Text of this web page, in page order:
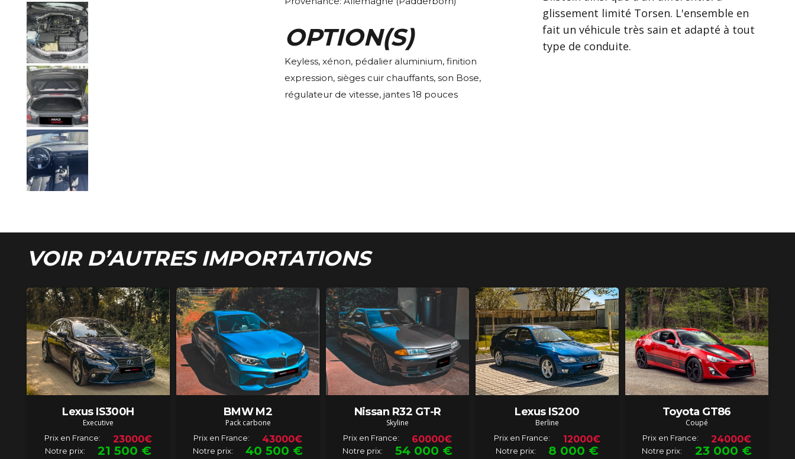
OPTION(S)
Keyless, xénon, pédalier aluminium, finition
expression, sièges cuir chauffants, son Bose,
régulateur de vitesse, jantes 18 pouces
glissement limité Torsen. L'ensemble en
fait un véhicule très sain et adapté à tout
type de conduite.
VOIR D’AUTRES IMPORTATIONS
Lexus IS300H
Executive
Prix en France: 23000€
Notre prix: 21 500 €
BMW M2
Pack carbone
Prix en France: 43000€
Notre prix: 40 500 €
Nissan R32 GT-R
Skyline
Prix en France: 60000€
Notre prix: 54 000 €
Lexus IS200
Berline
Prix en France: 12000€
Notre prix: 8 000 €
Toyota GT86
Coupé
Prix en France: 24000€
Notre prix: 23 000 €